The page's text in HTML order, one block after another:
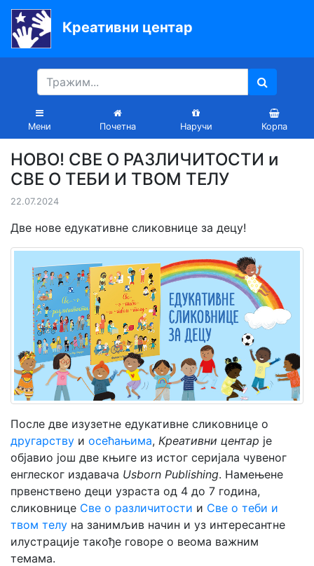
Креативни центар
Мени Почетна Наручи Корпа
Почетна
Књиге
Уџбеници
вртиће
Лектира
Акције
Блог
Latinica
Мој
налог
НОВО! СВЕ О РАЗЛИЧИТОСТИ и
СВЕ О ТЕБИ И ТВОМ ТЕЛУ
22.07.2024
Две нове едукативне сликовнице за децу!
После две изузетне едукативне сликовнице о
другарству и осећањима, Креативни центар је
објавио још две књиге из истог серијала чувеног
енглеског издавача Usborn Publishing. Намењене
првенствено деци узраста од 4 до 7 година,
сликовнице Све о различитости и Све о теби и
твом телу на занимљив начин и уз интересантне
илустрације такође говоре о веома важним
темама.